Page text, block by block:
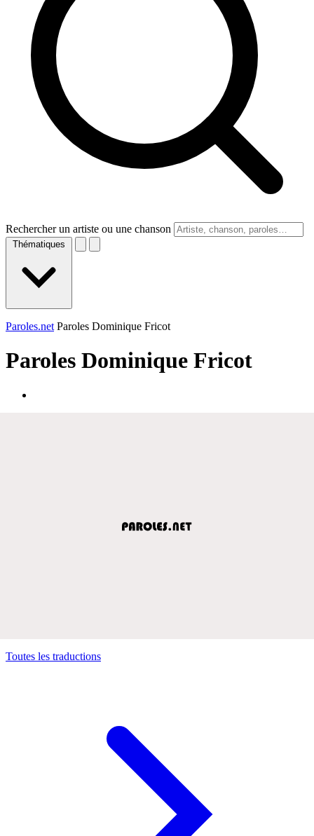
Rechercher un artiste ou une chanson
Thématiques
Paroles.net Paroles Dominique Fricot
Paroles Dominique Fricot
Toutes les traductions